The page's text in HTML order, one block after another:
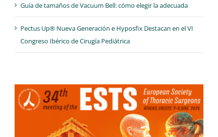
Guía de tamaños de Vacuum Bell: cómo elegir la adecuada
Pectus Up® Nueva Generación e Hyposfix Destacan en el VI
Congreso Ibérico de Cirugía Pediátrica